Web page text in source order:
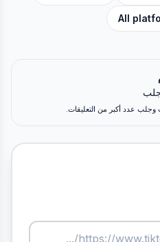
All
عدد أكبر من التعليقات.